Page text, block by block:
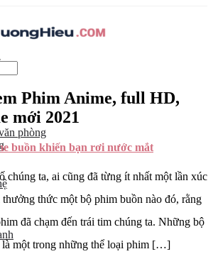
phòng
Phim Anime, full HD,
mới 2021
buồn khiến bạn rơi nước mắt
chúng ta, ai cũng đã từng ít nhất một lần xúc
thức một bộ phim buồn nào đó, rằng
đã chạm đến trái tim chúng ta. Những bộ
là một trong những thể loại phim […]